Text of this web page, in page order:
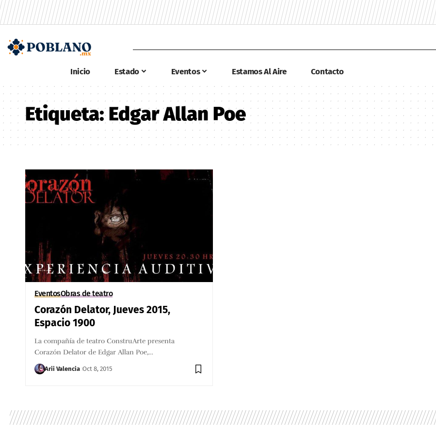
Inicio Estado Eventos Estamos Al Aire Contacto
Etiqueta:Edgar Allan Poe
EventosObras de teatro
Corazón Delator, Jueves 2015,
Espacio 1900
La compañía de teatro ConstruArte presenta
Corazón Delator de Edgar Allan Poe,…
Arii Valencia Oct 8, 2015